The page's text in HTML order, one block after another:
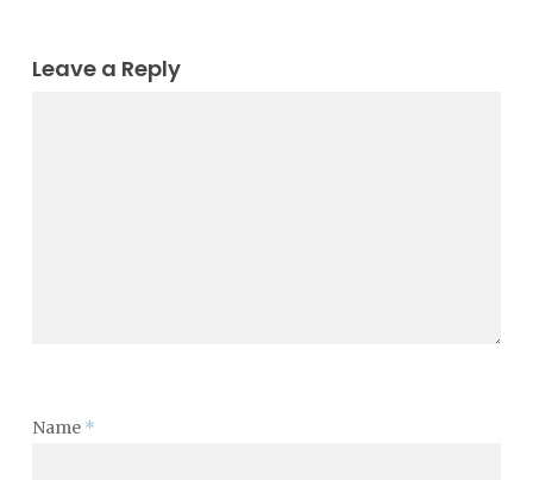
Leave a Reply
Name *